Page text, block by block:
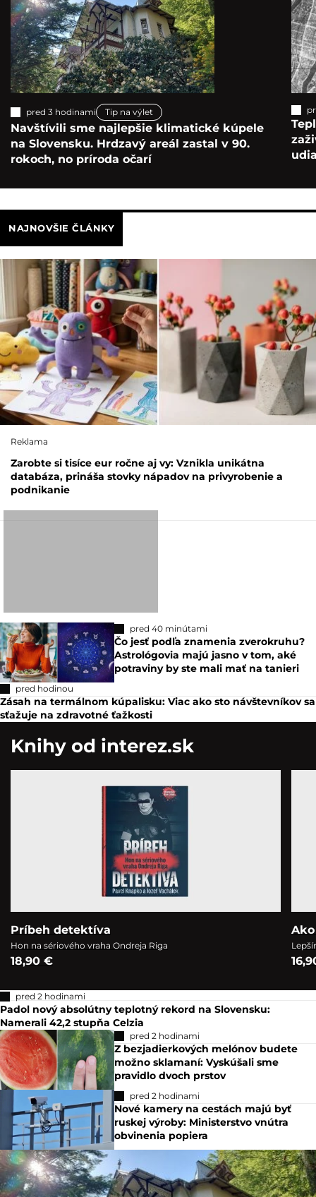
pred 3 hodinami Tip na výlet
Navštívili sme najlepšie klimatické kúpele
na Slovensku. Hrdzavý areál zastal v 90.
rokoch, no príroda očarí
NAJNOVŠIE ČLÁNKY
Reklama
Zarobte si tisíce eur ročne aj vy: Vznikla unikátna
databáza, prináša stovky nápadov na privyrobenie a
podnikanie
pred 40 minútami
Čo jesť podľa znamenia zverokruhu?
Astrológovia majú jasno v tom, aké
potraviny by ste mali mať na tanieri
pred hodinou
Zásah na termálnom kúpalisku: Viac ako sto návštevníkov sa
sťažuje na zdravotné ťažkosti
Knihy od interez.sk
Príbeh detektíva
Hon na sériového vraha Ondreja Riga
18,90 €
pred 2 hodinami
Padol nový absolútny teplotný rekord na Slovensku:
Namerali 42,2 stupňa Celzia
pred 2 hodinami
Z bezjadierkových melónov budete
možno sklamaní: Vyskúšali sme
pravidlo dvoch prstov
pred 2 hodinami
Nové kamery na cestách majú byť
ruskej výroby: Ministerstvo vnútra
obvinenia popiera